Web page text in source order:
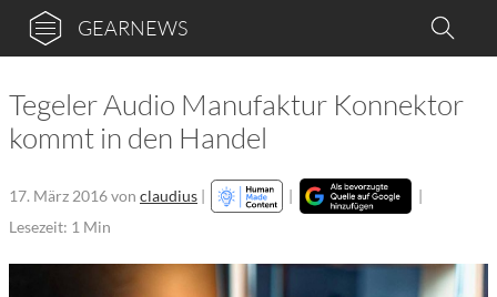
GEARNEWS
Tegeler Audio Manufaktur Konnektor
kommt in den Handel
17. März 2016von claudius | |
|
Lesezeit: 1 Min